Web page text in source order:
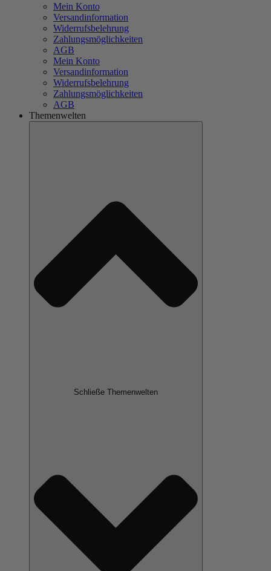
Mein Konto
Versandinformation
Widerrufsbelehrung
Zahlungsmöglichkeiten
AGB
Mein Konto
Versandinformation
Widerrufsbelehrung
Zahlungsmöglichkeiten
AGB
Themenwelten
Schließe Themenwelten